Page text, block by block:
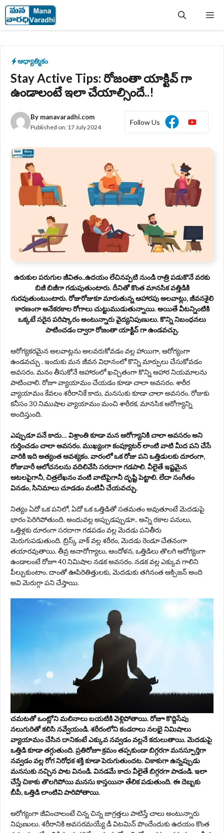
Skip
to
content
ఆధ్యాత్మికం
Stay Active Tips: రోజంతా యాక్టివ్ గా
ఉండాలంటే ఇలా చేయాల్సిందే..!
By manavaradhi.com
Published on: 17 July 2024
Follow Us
ఉరుకుల పరుగుల జీవితం..ఉదయం లేచినప్పటి నుండి రాత్రి పడుకొనే వరకు
బిజీ బిజీగా గడుపుతుంటారు. దీనితో కొంత మానసిక వత్తిడికి
గురవుతుంటుంటారు. రోజురోజుకూ మారుతున్న ఆహారపు అలవాట్లు, జీవనశైలి
కారణంగా అనేకరకాల రోగాలు చుట్టుముడుతున్నాయి. అయితే వీటన్నింటికి
ఒక్కటే సరైన పరిష్కారం అంటున్నారు వైద్యనిపుణులు. కొన్ని నిబంధ‌న‌లు
పాటించ‌డం ద్వారా రోజంతా యాక్టివ్ గా ఉండవచ్చు.
ఆరోగ్యకరమైన అలవాట్లను అలవరుకోవడం వల్ల హాయిగా, ఆరోగ్యంగా
ఉండవచ్చు . ఇందుకు మన జీవన విధానంలో కొన్ని మార్పులు చేసుకోవడం
అవసరం. మనం తీసుకోనే ఆహారంలో ఖచ్చితంగా కొన్ని ఆహార నియమాలను
పాటించాలి. రోజూ వ్యాయామం చేయడం కూడా చాలా అవసరం. శారీర
వ్యాయామం కేవలం శరీరానికే కాదు, మనసుకు కూడా చాలా అవసరం. రోజుకు
కనీసం 30 నిముషాల వ్యాయామం మంచి శారీరక, మానసిక ఆరోగ్యాన్ని
అందిస్తుంది.
ఎప్పుడూ పనే కాదు… విశ్రాంతి కూడా మన ఆరోగ్యానికి చాలా అవసరం అని
గుర్తించడం చాలా అవసరం. ముఖ్యంగా కంప్యూటర్ లాంటి వాటి మీద పని చేసే
వారికి ఇది అత్యంత ఆవశ్యకం. వారంలో ఒక రోజు పని ఒత్తిడులకు దూరంగా,
రోజువారీ ఆలోచనలను వదిలివేసి సరదాగా గడపాలి. వీలైతే ఇష్టమైన
ఆటలపైగానీ, చిత్రలేఖనం వంటి వాటిపైగానీ దృష్టి పెట్టాలి. లేదా సంగీతం
వినడం, సినిమాలు చూడడం వంటివీ చేయవచ్చు.
నిత్యం ఏదో ఒక పనిలో, ఏదో ఒక ఒత్తిడితో సతమతం అవుతూంటే మెదడుపై
భారం పెరిగిపోతుంది. అందువల్ల అప్పుడప్పుడూ.. అన్ని రకాల పనులు,
ఒత్తిళ్లకు దూరంగా సరదాగా గడపడం వల్ల మెదడు పనితీరు
మెరుగుపడుతుంది. బ్రిస్క్‌ వాక్‌ వల్ల శరీరం, మెదడు రెండూ చేతనంగా
తయారవుతాయి. తీవ్ర అనారోగ్యాలు, ఆందోళన, ఒత్తిడిలు తొలగి ఆరోగ్యంగా
ఉండాలంటే రోజూ 40 నిమిషాల నడక అవసరం. నడక వల్ల ఎక్కువ గాలిని
పీల్చుకుంటాం. దాంతో ఊపిరితిత్తులకు, మెదడుకు తగినంత ఆక్సిజన్‌ అంది
అవి మెరుగ్గా పని చేస్తాయి.
చమటతో ఒంట్లోని మలినాలు బయటికి వెళ్లిపోతాయి. రోజూ కొద్దిసేపు
నలుగురితో కలిసి నవ్వేయండి. శరీరంలోని కండరాలు నలభై నిమిషాలు
వ్యాయామం చేసిన దానికంటే ఎక్కువ నవ్వడం వల్లనే కదులుతాయి. మెదడుపై
ఒత్తిడి కూడా తగ్గుతుంది. ప్రతిరోజూ క్రమం తప్పకుండా బిగ్గరగా మనస్పూర్తిగా
నవ్వడం వల్ల రోగ నిరోధక శక్తి కూడా పెరుగుతుందట. చికాకుగా ఉన్నప్పుడు
మనసుకు నచ్చిన పాట వినండి. వినడమే కాదు వీలైతే బిగ్గరగా పాడండి. ఇలా
చేస్తే చికాకు తొలగిపోయి మనసు కాస్తయినా తేలిక పడుతుంది. ఈ దెబ్బకు
బీపీ, ఒత్తిడి లాంటివి పారిపోతాయి.
ఆరోగ్యంగా జీవించాలంటే చిన్న చిన్న జాగ్రత్తలు పాటిస్తే చాలు అంటున్నారు
నిపుణులు. శ‌రీరానికి అవ‌స‌ర‌మ‌య్యే డీ విట‌మిన్ పొందేందుకు ఉదయం కొంత